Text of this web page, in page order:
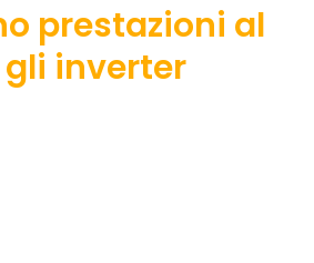
prestazioni al
inverter